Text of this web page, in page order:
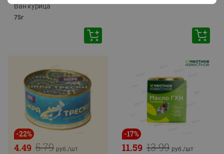
Ван курица
75г
-22%
5.79
4.49 руб./шт
-17%
13.99
11.59 руб./шт